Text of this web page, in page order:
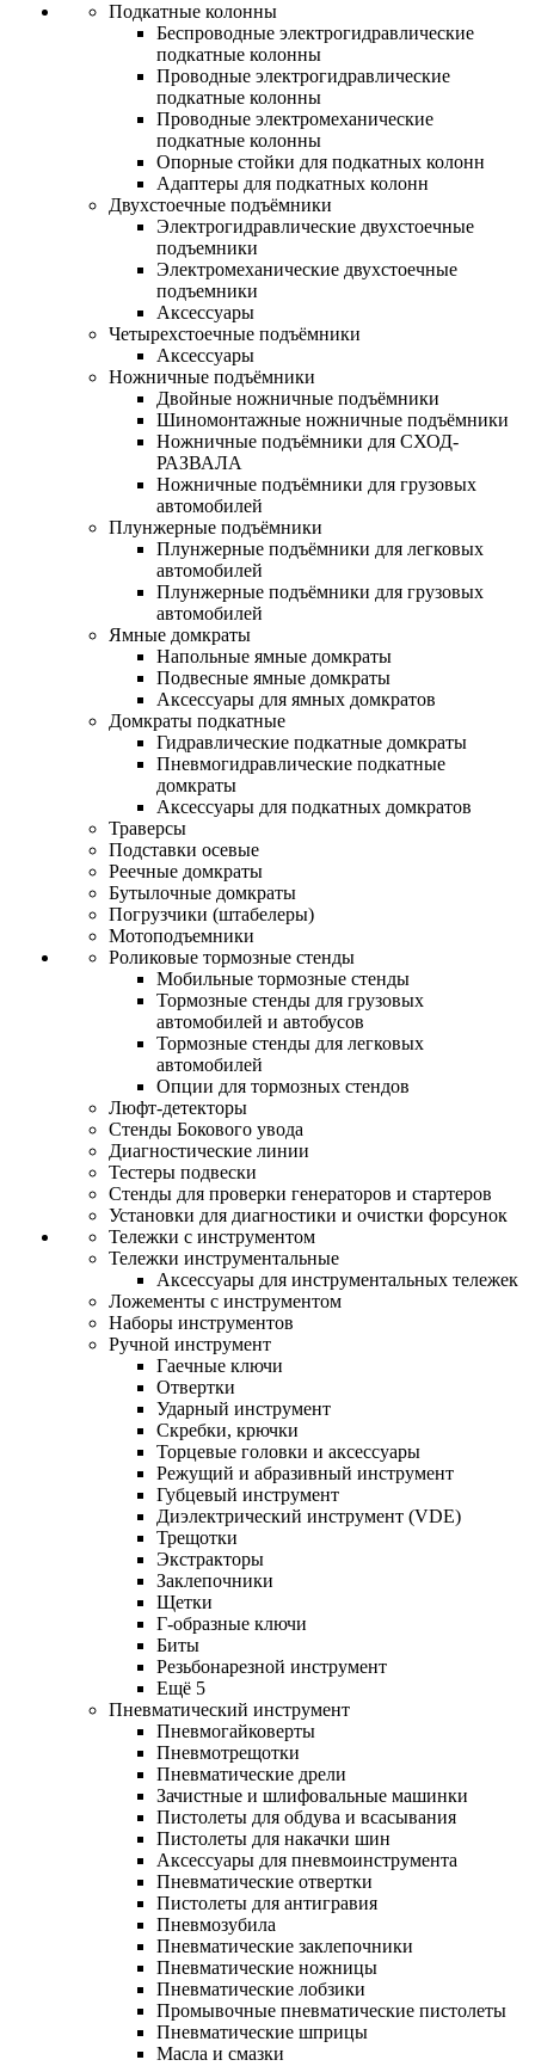
Подкатные колонны
Беспроводные электрогидравлические
подкатные колонны
Проводные электрогидравлические
подкатные колонны
Проводные электромеханические
подкатные колонны
Опорные стойки для подкатных колонн
Адаптеры для подкатных колонн
Двухстоечные подъёмники
Электрогидравлические двухстоечные
подъемники
Электромеханические двухстоечные
подъемники
Аксессуары
Четырехстоечные подъёмники
Аксессуары
Ножничные подъёмники
Двойные ножничные подъёмники
Шиномонтажные ножничные подъёмники
Ножничные подъёмники для СХОД-
РАЗВАЛА
Ножничные подъёмники для грузовых
автомобилей
Плунжерные подъёмники
Плунжерные подъёмники для легковых
автомобилей
Плунжерные подъёмники для грузовых
автомобилей
Ямные домкраты
Напольные ямные домкраты
Подвесные ямные домкраты
Аксессуары для ямных домкратов
Домкраты подкатные
Гидравлические подкатные домкраты
Пневмогидравлические подкатные
домкраты
Аксессуары для подкатных домкратов
Траверсы
Подставки осевые
Реечные домкраты
Бутылочные домкраты
Погрузчики (штабелеры)
Мотоподъемники
Роликовые тормозные стенды
Мобильные тормозные стенды
Тормозные стенды для грузовых
автомобилей и автобусов
Тормозные стенды для легковых
автомобилей
Опции для тормозных стендов
Люфт-детекторы
Стенды Бокового увода
Диагностические линии
Тестеры подвески
Стенды для проверки генераторов и стартеров
Установки для диагностики и очистки форсунок
Тележки с инструментом
Тележки инструментальные
Аксессуары для инструментальных тележек
Ложементы с инструментом
Наборы инструментов
Ручной инструмент
Гаечные ключи
Отвертки
Ударный инструмент
Скребки, крючки
Торцевые головки и аксессуары
Режущий и абразивный инструмент
Губцевый инструмент
Диэлектрический инструмент (VDE)
Трещотки
Экстракторы
Заклепочники
Щетки
Г-образные ключи
Биты
Резьбонарезной инструмент
Ещё 5
Пневматический инструмент
Пневмогайковерты
Пневмотрещотки
Пневматические дрели
Зачистные и шлифовальные машинки
Пистолеты для обдува и всасывания
Пистолеты для накачки шин
Аксессуары для пневмоинструмента
Пневматические отвертки
Пистолеты для антигравия
Пневмозубила
Пневматические заклепочники
Пневматические ножницы
Пневматические лобзики
Промывочные пневматические пистолеты
Пневматические шприцы
Масла и смазки